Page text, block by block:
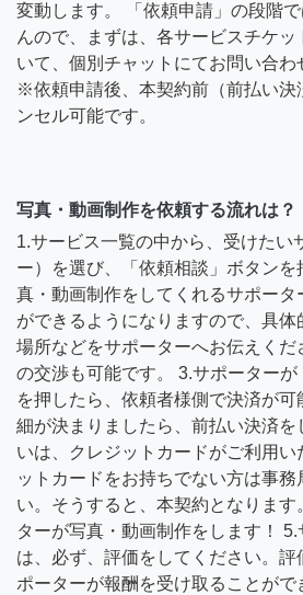
変動します。 「依頼申請」の段階
んので、まずは、各サービスチケ
いて、個別チャットにてお問い合わ
※依頼申請後、本契約前（前払い決
ンセル可能です。
写真・動画制作を依頼する流れは？
1.サービス一覧の中から、受けたい
ー）を選び、「依頼相談」ボタンを
真・動画制作をしてくれるサポータ
ができるようになりますので、具体
場所などをサポーターへお伝えく
の交渉も可能です。 3.サポーター
を押したら、依頼者様側で決済が
細が決まりましたら、前払い決済を
いは、クレジットカードがご利用い
ットカードをお持ちでない方は事務
い。そうすると、本契約となります
ターが写真・動画制作をします！
は、必ず、評価をしてください。
ポーターが報酬を受け取ることがで